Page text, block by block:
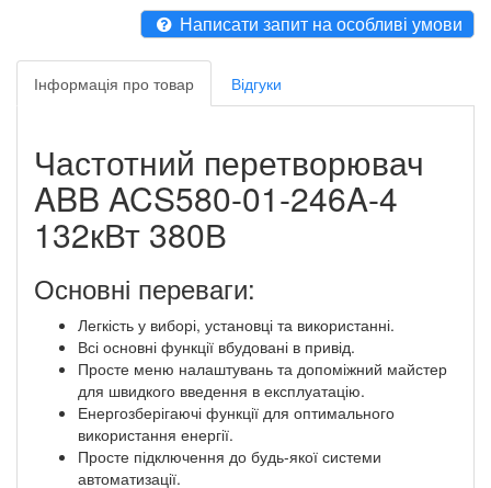
Написати запит на особливі умови
Інформація про товар Відгуки
Частотний перетворювач
ABB ACS580-01-246A-4
132кВт 380В
Основні переваги:
Легкість у виборі, установці та використанні.
Всі основні функції вбудовані в привід.
Просте меню налаштувань та допоміжний майстер
для швидкого введення в експлуатацію.
Енергозберігаючі функції для оптимального
використання енергії.
Просте підключення до будь-якої системи
автоматизації.